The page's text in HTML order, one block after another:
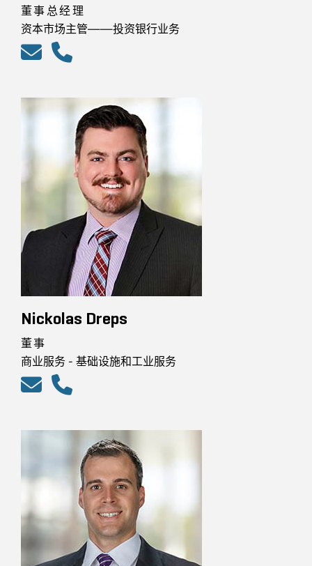
董事总经理
资本市场主管——投资银行业务
Nickolas Dreps
董事
商业服务 - 基础设施和工业服务